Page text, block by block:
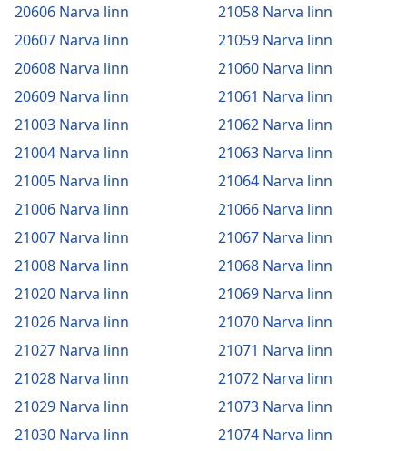
20606 Narva linn
20607 Narva linn
20608 Narva linn
20609 Narva linn
21003 Narva linn
21004 Narva linn
21005 Narva linn
21006 Narva linn
21007 Narva linn
21008 Narva linn
21020 Narva linn
21026 Narva linn
21027 Narva linn
21028 Narva linn
21029 Narva linn
21030 Narva linn
21058 Narva linn
21059 Narva linn
21060 Narva linn
21061 Narva linn
21062 Narva linn
21063 Narva linn
21064 Narva linn
21066 Narva linn
21067 Narva linn
21068 Narva linn
21069 Narva linn
21070 Narva linn
21071 Narva linn
21072 Narva linn
21073 Narva linn
21074 Narva linn